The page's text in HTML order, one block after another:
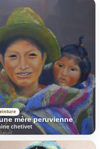
mère peruvienne
chetivet